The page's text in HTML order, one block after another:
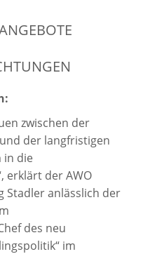
zwischen der
der langfristigen
in die
erklärt der AWO
Stadler anlässlich der
des neu
im